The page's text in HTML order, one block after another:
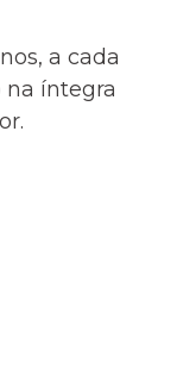
a cada
íntegra